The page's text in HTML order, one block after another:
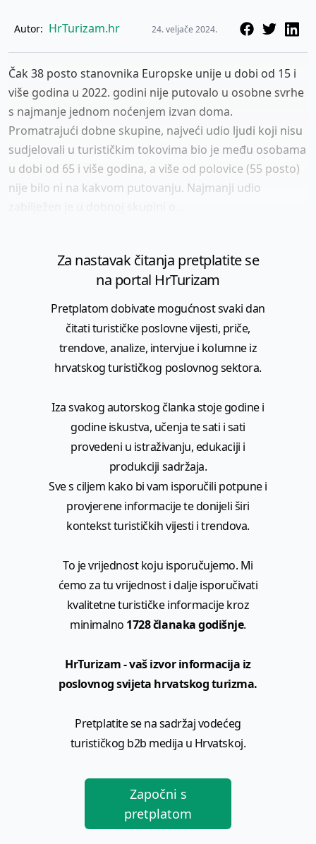
Autor: HrTurizam.hr 24. veljače 2024.
Čak 38 posto stanovnika Europske unije u dobi od 15 i
više godina u 2022. godini nije putovalo u osobne svrhe
s najmanje jednom noćenjem izvan doma.
Promatrajući dobne skupine, najveći udio ljudi koji nisu
sudjelovali u turističkim tokovima bio je među osobama
u dobi od 65 i više godina, a više od polovice (55 posto)
nije bilo ni na kakvom putovanju. Najmanji udio
Za nastavak čitanja pretplatite se
na portal HrTurizam
Pretplatom dobivate mogućnost svaki dan
čitati turističke poslovne vijesti, priče,
trendove, analize, intervjue i kolumne iz
hrvatskog turističkog poslovnog sektora.
Iza svakog autorskog članka stoje godine i
godine iskustva, učenja te sati i sati
provedeni u istraživanju, edukaciji i
produkciji sadržaja.
Sve s ciljem kako bi vam isporučili potpune i
provjerene informacije te donijeli širi
kontekst turističkih vijesti i trendova.
To je vrijednost koju isporučujemo. Mi
ćemo za tu vrijednost i dalje isporučivati
kvalitetne turističke informacije kroz
minimalno 1728 članaka godišnje.
HrTurizam - vaš izvor informacija iz
poslovnog svijeta hrvatskog turizma.
Pretplatite se na sadržaj vodećeg
turističkog b2b medija u Hrvatskoj.
Započni s
pretplatom